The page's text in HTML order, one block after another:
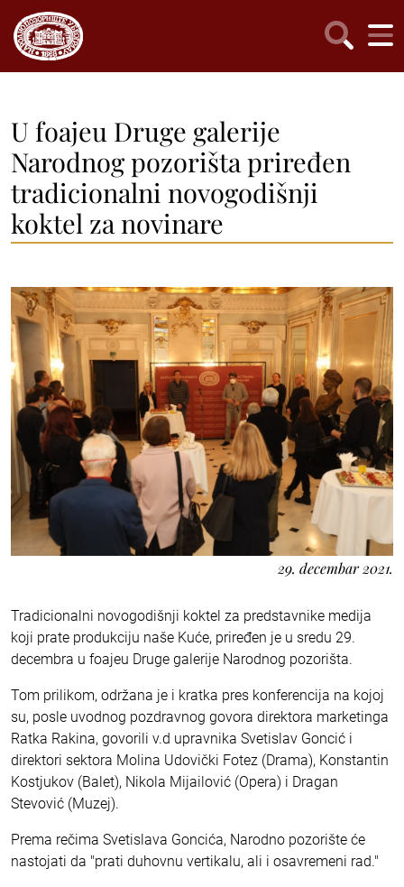
U foajeu Druge galerije
Narodnog pozorišta priređen
tradicionalni novogodišnji
koktel za novinare
29. decembar 2021.
Tradicionalni novogodišnji koktel za predstavnike medija
koji prate produkciju naše Kuće, priređen je u sredu 29.
decembra u foajeu Druge galerije Narodnog pozorišta.
Tom prilikom, održana je i kratka pres konferencija na kojoj
su, posle uvodnog pozdravnog govora direktora marketinga
Ratka Rakina, govorili v.d upravnika Svetislav Goncić i
direktori sektora Molina Udovički Fotez (Drama), Konstantin
Kostjukov (Balet), Nikola Mijailović (Opera) i Dragan
Stevović (Muzej).
Prema rečima Svetislava Goncića, Narodno pozorište će
nastojati da "prati duhovnu vertikalu, ali i osavremeni rad."